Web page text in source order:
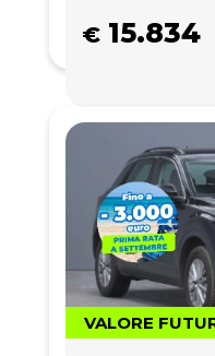
€ 15.834
VALORE